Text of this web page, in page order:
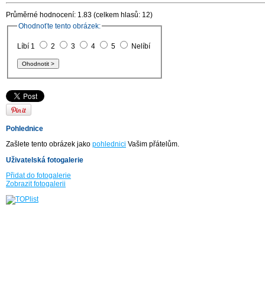
Průměrné hodnocení: 1.83 (celkem hlasů: 12)
Ohodnoťte tento obrázek:
Líbí 1 2 3 4 5 Nelíbí
Pohlednice
Zašlete tento obrázek jako pohlednici Vašim přátelům.
Uživatelská fotogalerie
Přidat do fotogalerie
Zobrazit fotogalerii